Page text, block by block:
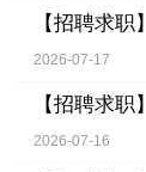
【招聘求职】
2026-07-17
【招聘求职】
2026-07-16